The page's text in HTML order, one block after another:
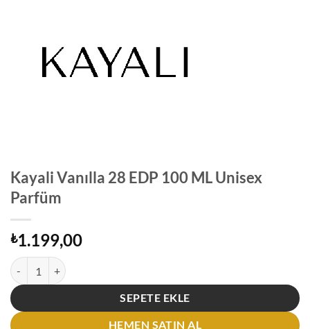
Kayali Vanılla 28 EDP 100 ML Unisex
Parfüm
₺1.199,00
Kayali Vanılla 28 EDP 100 ML Unisex Parfüm adet
SEPETE EKLE
HEMEN SATIN AL